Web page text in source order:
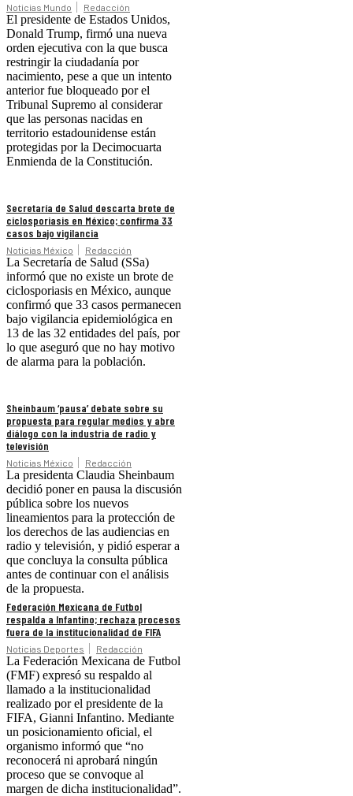
Noticias Mundo Redacción
El presidente de Estados Unidos,
Donald Trump, firmó una nueva
orden ejecutiva con la que busca
restringir la ciudadanía por
nacimiento, pese a que un intento
anterior fue bloqueado por el
Tribunal Supremo al considerar
que las personas nacidas en
territorio estadounidense están
protegidas por la Decimocuarta
Enmienda de la Constitución.
Secretaría de Salud descarta brote de
ciclosporiasis en México; confirma 33
casos bajo vigilancia
Noticias México Redacción
La Secretaría de Salud (SSa)
informó que no existe un brote de
ciclosporiasis en México, aunque
confirmó que 33 casos permanecen
bajo vigilancia epidemiológica en
13 de las 32 entidades del país, por
lo que aseguró que no hay motivo
de alarma para la población.
Sheinbaum ‘pausa’ debate sobre su
propuesta para regular medios y abre
diálogo con la industria de radio y
televisión
Noticias México Redacción
La presidenta Claudia Sheinbaum
decidió poner en pausa la discusión
pública sobre los nuevos
lineamientos para la protección de
los derechos de las audiencias en
radio y televisión, y pidió esperar a
que concluya la consulta pública
antes de continuar con el análisis
de la propuesta.
Federación Mexicana de Futbol
respalda a Infantino; rechaza procesos
fuera de la institucionalidad de FIFA
Noticias Deportes Redacción
La Federación Mexicana de Futbol
(FMF) expresó su respaldo al
llamado a la institucionalidad
realizado por el presidente de la
FIFA, Gianni Infantino. Mediante
un posicionamiento oficial, el
organismo informó que “no
reconocerá ni aprobará ningún
proceso que se convoque al
margen de dicha institucionalidad”.